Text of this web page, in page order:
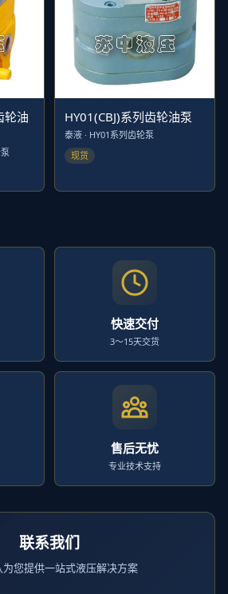
轮油
HY01(CBJ)系列齿轮油泵
泰液 · HY01系列齿轮泵
现货
快速交付
3～15天交货
售后无忧
专业技术支持
联系我们
您提供一站式液压解决方案